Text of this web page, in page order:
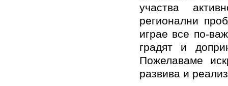
участва
регионални
играе все по-
градят и
Пожелаваме
развива и